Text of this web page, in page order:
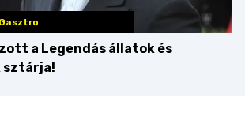
Gasztro
a Legendás állatok és
sztárja!